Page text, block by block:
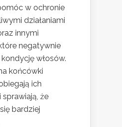
w ochronie
działaniami
innymi
negatywnie
włosów.
końcówki
ich
że
bardziej